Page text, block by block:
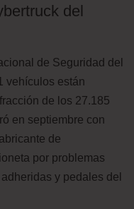
del
de Seguridad del
vehículos están
de los 27.185
en septiembre con
de
por problemas
y pedales del